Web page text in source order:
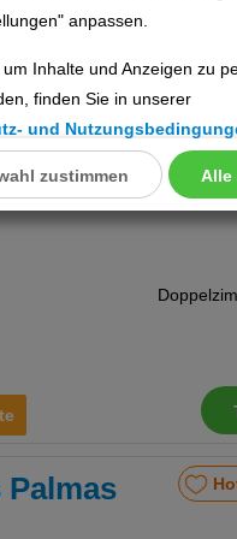
anpassen.
Inhalte und Anzeigen zu
finden Sie in unserer
und
Alle
zustimmen